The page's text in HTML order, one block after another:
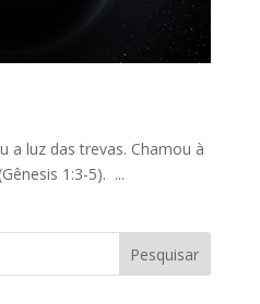
a luz das trevas. Chamou à
1:3-5). ...